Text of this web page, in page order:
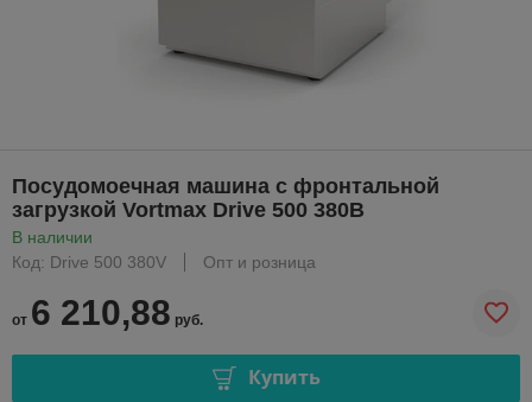
Посудомоечная машина с фронтальной
загрузкой Vortmax Drive 500 380В
В наличии
Код: Drive 500 380V
Опт и розница
от 6 210,88 руб.
Купить